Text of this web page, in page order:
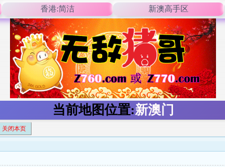
香港:简洁 新澳高手区
当前地图位置:新澳门
关闭本页